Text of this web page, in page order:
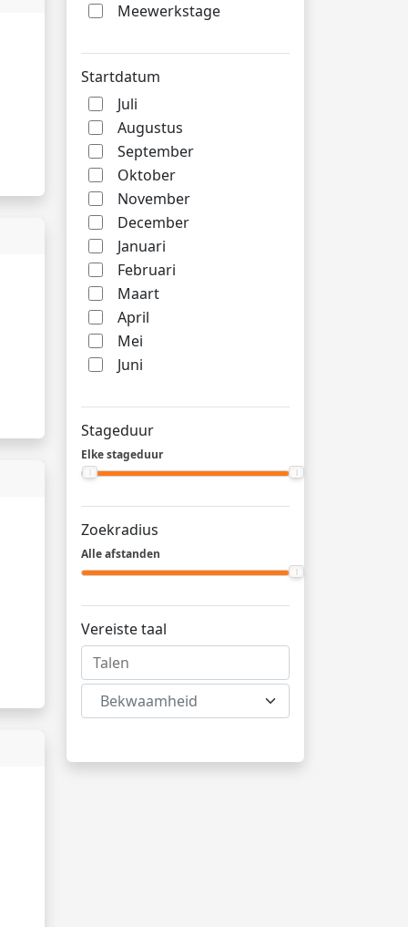
Meewerkstage
Startdatum
Juli
Augustus
September
Oktober
November
December
Januari
Februari
Maart
April
Mei
Juni
Stageduur
Elke stageduur
Zoekradius
Alle afstanden
Vereiste taal
Bekwaamheid